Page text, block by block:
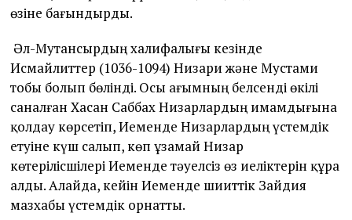
өзіне бағындырды.
Әл-Мутансырдың халифалығы кезінде
Исмайлиттер (1036-1094) Низари және Мустами
тобы болып бөлінді. Осы ағымның белсенді өкілі
саналған Хасан Саббах Низарлардың имамдығына
қолдау көрсетіп, Иеменде Низарлардың үстемдік
етуіне күш салып, көп ұзамай Низар
көтерілісшілері Иеменде тәуелсіз өз иеліктерін құра
алды. Алайда, кейін Иеменде шииттік Зайдия
мазхабы үстемдік орнатты.